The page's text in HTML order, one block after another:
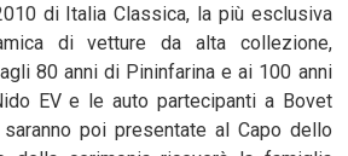
di Italia Classica, la più esclusiva
di vetture da alta collezione,
80 anni di Pininfarina e ai 100 anni
EV e le auto partecipanti a Bovet
poi presentate al Capo dello